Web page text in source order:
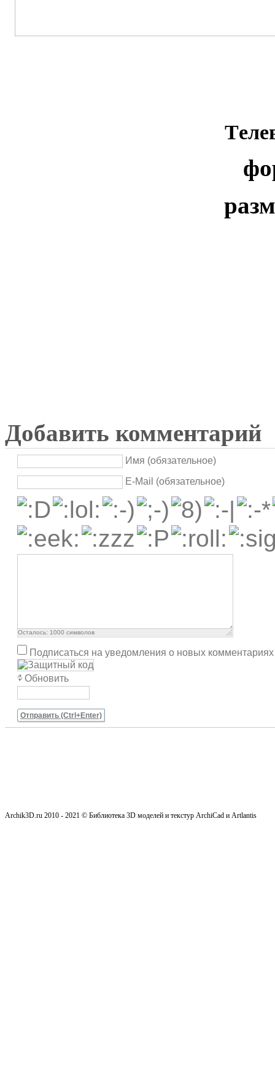
Добавить комментарий
Имя (обязательное)
E-Mail (обязательное)
Осталось: 1000 символов
Подписаться на уведомления о новых комментариях
Обновить
Отправить (Ctrl+Enter)
Archik3D.ru 2010 - 2021 © Библиотека 3D моделей и текстур ArchiCad и Artlantis